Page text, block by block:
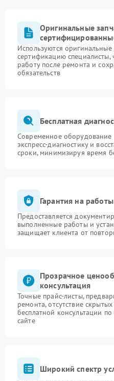
Оригинальные
Используются
сертификацию специалисты,
работу после ремонта и
обязательств
Бесплатная
Современное оборудование
экспресс-диагностику и
сроки, минимизируя время
Гарантия на
Предоставляется
выполненные работы и
защищает клиента от
Прозрачное
консультация
Точные прайс-листы,
ремонта, отсутствие
бесплатной консультации
сайте
Широкий спектр